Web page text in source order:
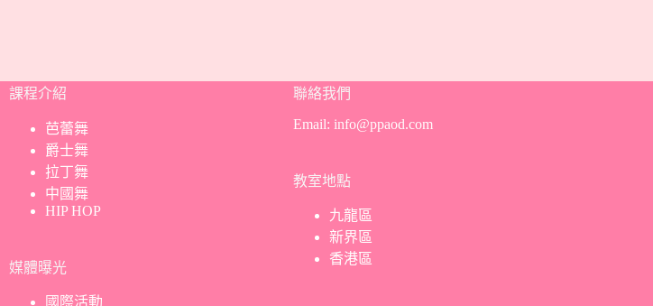
課程介紹
芭蕾舞
爵士舞
拉丁舞
中國舞
HIP HOP
媒體曝光
國際活動
聯絡我們
Email: info@ppaod.com
教室地點
九龍區
新界區
香港區